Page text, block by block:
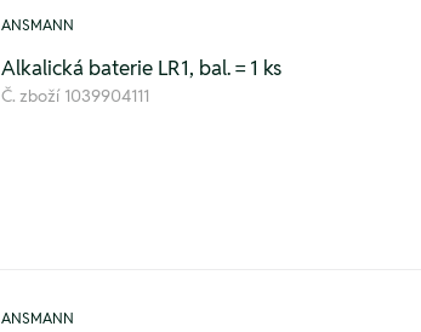
ANSMANN
Alkalická baterie LR1, bal. = 1 ks
Č. zboží 1039904111
ANSMANN